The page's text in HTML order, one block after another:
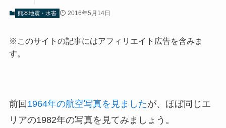
熊本地震・水害 2016年5月14日
※このサイトの記事にはアフィリエイト広告を含みま
す。
前回 1964年の航空写真を見ましたが、ほぼ同じエ
リアの1982年の写真を見てみましょう。